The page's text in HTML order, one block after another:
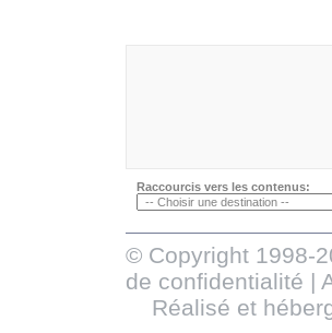
Raccourcis vers les contenus:
© Copyright 1998-
de confidentialité |
Réalisé et